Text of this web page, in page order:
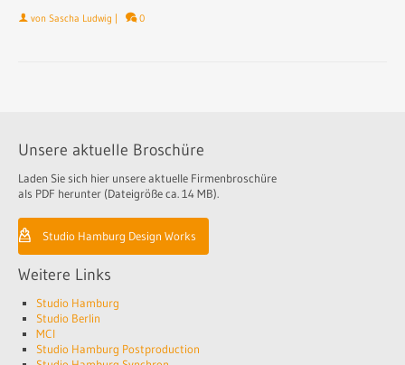
von Sascha Ludwig | 0
Unsere aktuelle Broschüre
Laden Sie sich hier unsere aktuelle Firmenbroschüre
als PDF herunter (Dateigröße ca. 14 MB).
Studio Hamburg Design Works
Weitere Links
Studio Hamburg
Studio Berlin
MCI
Studio Hamburg Postproduction